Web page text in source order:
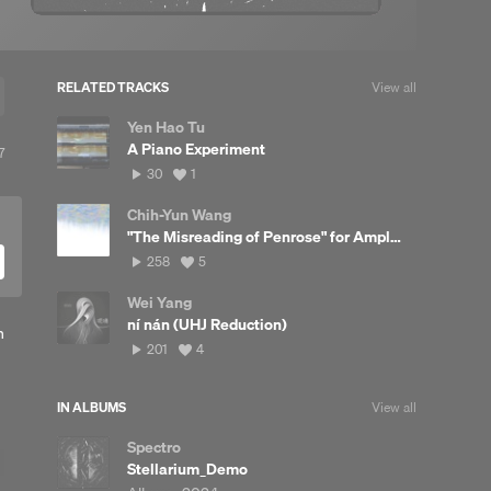
RELATED TRACKS View all
Yen Hao Tu
A Piano Experiment
30
30
View
likes
1
Chih-Yun Wang
"The Misreading of Penrose" for Amplified Double Bass and Electronics
258
258
View
5
Wei Yang
ní nán (UHJ Reduction)
201
201
View
4
IN ALBUMS View all
Spectro
Stellarium_Demo